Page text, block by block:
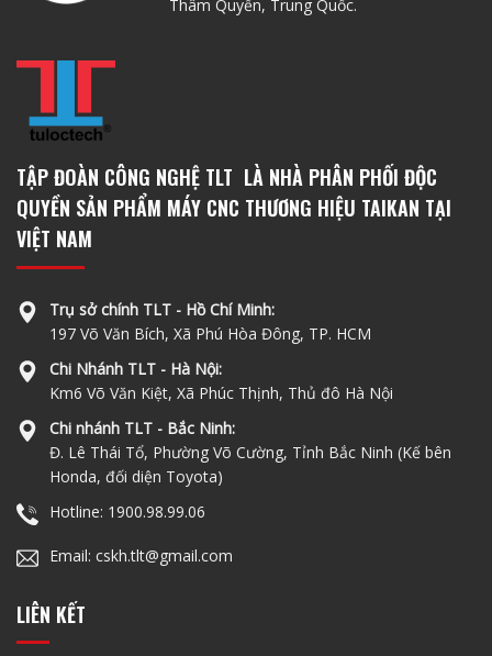
Thâm Quyến, Trung Quốc.
TẬP ĐOÀN CÔNG NGHỆ TLT LÀ NHÀ PHÂN PHỐI ĐỘC
QUYỀN SẢN PHẨM MÁY CNC THƯƠNG HIỆU TAIKAN TẠI
VIỆT NAM
Trụ sở chính TLT - Hồ Chí Minh:
197 Võ Văn Bích, Xã Phú Hòa Đông, TP. HCM
Chi Nhánh TLT - Hà Nội:
Km6 Võ Văn Kiệt, Xã Phúc Thịnh, Thủ đô Hà Nội
Chi nhánh TLT - Bắc Ninh:
Đ. Lê Thái Tổ, Phường Võ Cường, Tỉnh Bắc Ninh (Kế bên
Honda, đối diện Toyota)
Hotline: 1900.98.99.06
Email: cskh.tlt@gmail.com
LIÊN KẾT